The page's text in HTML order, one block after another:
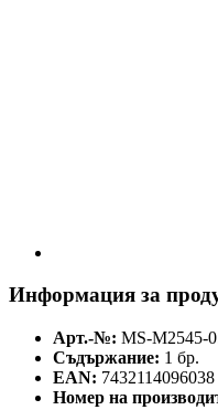
Информация за
Арт.-№: MS-M2545-
Съдържание: 1 бр.
EAN: 7432114096038
Номер на